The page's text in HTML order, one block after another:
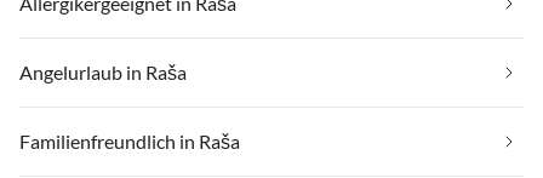
Angelurlaub in Raša
Familienfreundlich in Raša